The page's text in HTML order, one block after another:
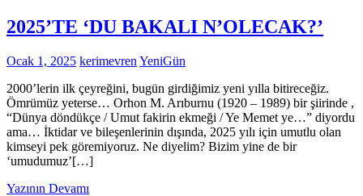
2025’TE ‘DU BAKALI N’OLECAK?’
Ocak 1, 2025 kerimevren YeniGün
2000’lerin ilk çeyreğini, bugün girdiğimiz yeni yılla bitireceğiz.
Ömrümüz yeterse… Orhon M. Arıburnu (1920 – 1989) bir şiirinde ,
“Dünya döndükçe / Umut fakirin ekmeği / Ye Memet ye…” diyordu
ama… İktidar ve bileşenlerinin dışında, 2025 yılı için umutlu olan
kimseyi pek göremiyoruz. Ne diyelim? Bizim yine de bir
‘umudumuz’[…]
Yazının Devamı